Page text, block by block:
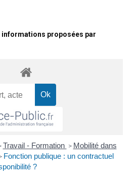
informations proposées par
Travail - Formation > Mobilité dans
Fonction publique : un contractuel
?